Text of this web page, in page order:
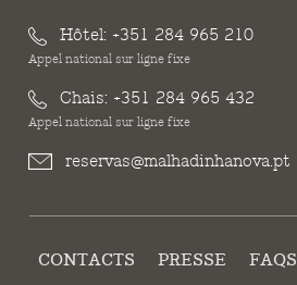
Hôtel: +351 284 965 210
Appel national sur ligne fixe
Chais: +351 284 965 432
Appel national sur ligne fixe
reservas@malhadinhanova.pt
CONTACTS PRESSE
FAQS